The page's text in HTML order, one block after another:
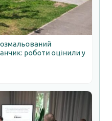
роботи оцінили у